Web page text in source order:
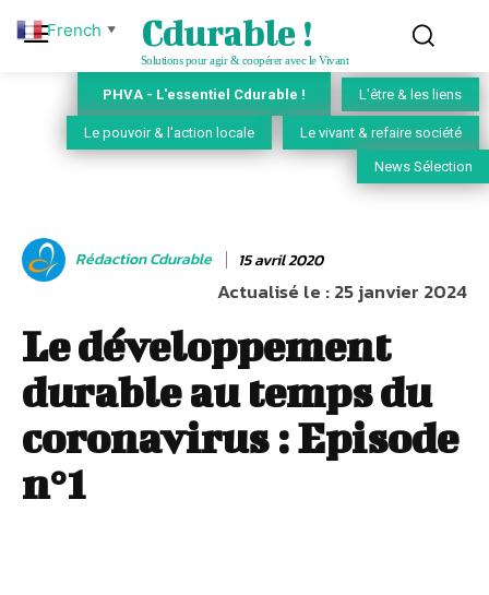
Cdurable !
Solutions pour agir & coopérer avec le Vivant
PHVA - L'essentiel Cdurable ! L'être & les liens
Le pouvoir & l'action locale Le vivant & refaire société
News Sélection
Rédaction Cdurable 15 avril 2020
Actualisé le :25 janvier 2024
Le développement
durable au temps du
coronavirus : Episode
n°1
French ▼